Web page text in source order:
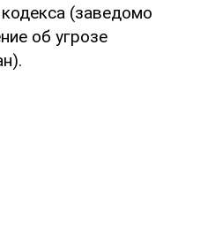
(заведомо
об угрозе